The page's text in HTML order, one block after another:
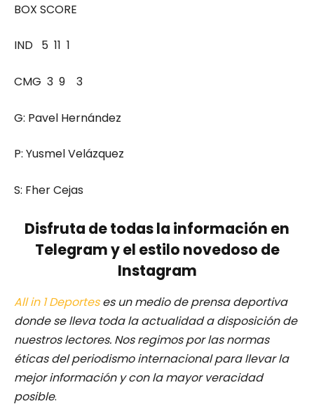
BOX SCORE
IND 5 11 1
CMG 3 9 3
G: Pavel Hernández
P: Yusmel Velázquez
S: Fher Cejas
Disfruta de todas la información en
Telegram y el estilo novedoso de
Instagram
All in 1 Deporteses un medio de prensa deportiva
donde se lleva toda la actualidad a disposición de
nuestros lectores. Nos regimos por las normas
éticas del periodismo internacional para llevar la
mejor información y con la mayor veracidad
posible.